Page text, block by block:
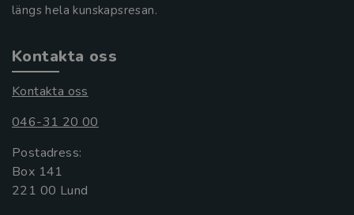
längs hela kunskapsresan.
Kontakta oss
Kontakta oss
046-31 20 00
Postadress:
Box 141
221 00 Lund